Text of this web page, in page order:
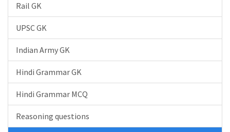
Rail GK
UPSC GK
Indian Army GK
Hindi Grammar GK
Hindi Grammar MCQ
Reasoning questions